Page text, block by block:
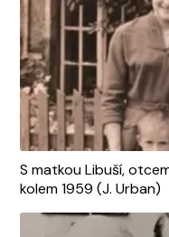
S matkou Libuší,
kolem 1959 (J. Urban)